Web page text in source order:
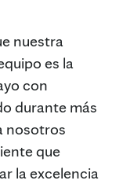
nuestra
es la
con
durante más
nosotros
que
la excelencia